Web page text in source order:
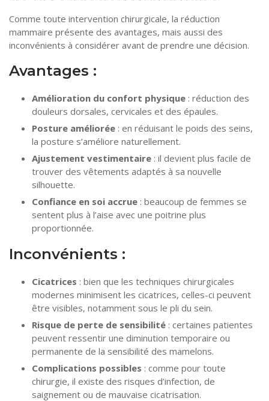
Comme toute intervention chirurgicale, la réduction
mammaire présente des avantages, mais aussi des
inconvénients à considérer avant de prendre une décision.
Avantages :
Amélioration du confort physique: réduction des
douleurs dorsales, cervicales et des épaules.
Posture améliorée: en réduisant le poids des seins,
la posture s’améliore naturellement.
Ajustement vestimentaire: il devient plus facile de
trouver des vêtements adaptés à sa nouvelle
silhouette.
Confiance en soi accrue: beaucoup de femmes se
sentent plus à l’aise avec une poitrine plus
proportionnée.
Inconvénients :
Cicatrices : bien que les techniques chirurgicales
modernes minimisent les cicatrices, celles-ci peuvent
être visibles, notamment sous le pli du sein.
Risque de perte de sensibilité: certaines patientes
peuvent ressentir une diminution temporaire ou
permanente de la sensibilité des mamelons.
Complications possibles : comme pour toute
chirurgie, il existe des risques d’infection, de
saignement ou de mauvaise cicatrisation.